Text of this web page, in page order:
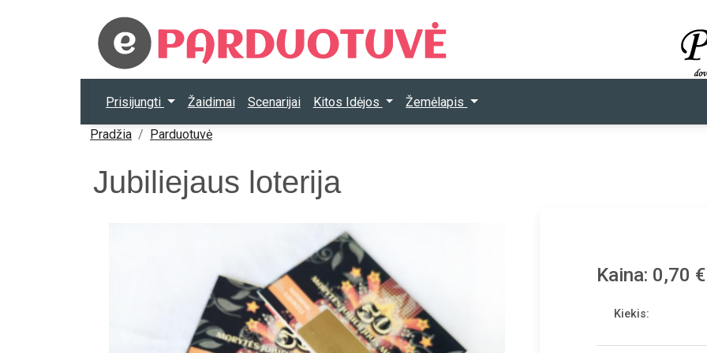
Prisijungti Žaidimai Scenarijai Kitos Idėjos Žemėlapis
Pradžia Parduotuvė
Jubiliejaus loterija
Kaina: 0,70 €
Kiekis: